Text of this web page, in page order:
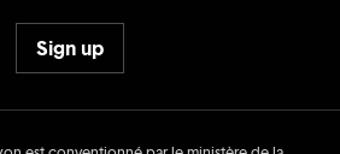
Sign up